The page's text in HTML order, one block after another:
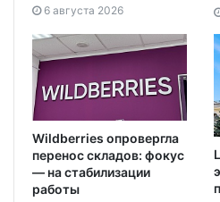
6 августа 2026
Wildberries опровергла
перенос складов: фокус
— на стабилизации
работы